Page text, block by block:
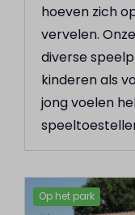
hoeven zich
vervelen.
diverse
kinderen als
jong voelen
Op het park